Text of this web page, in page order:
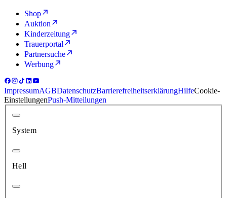
Shop
Auktion
Kinderzeitung
Trauerportal
Partnersuche
Werbung
ImpressumAGBDatenschutzBarrierefreiheitserklärungHilfeCookie-
EinstellungenPush-Mitteilungen
System
Hell